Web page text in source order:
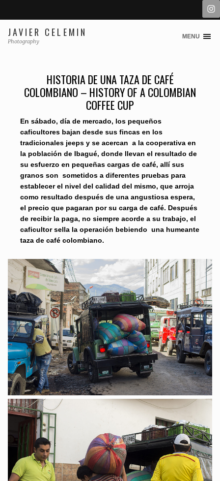
JAVIER CELEMIN
Photography
Skip
MENU
HISTORIA DE UNA TAZA DE CAFÉ
COLOMBIANO – HISTORY OF A COLOMBIAN
COFFEE CUP
En sábado, día de mercado, los pequeños
caficultores bajan desde sus fincas en los
tradicionales jeeps y se acercan a la cooperativa en
la población de Ibagué, donde llevan el resultado de
su esfuerzo en pequeñas cargas de café, allí sus
granos son sometidos a diferentes pruebas para
establecer el nivel del calidad del mismo, que arroja
como resultado después de una angustiosa espera,
el precio que pagaran por su carga de café. Después
de recibir la paga, no siempre acorde a su trabajo, el
caficultor sella la operación bebiendo una humeante
taza de café colombiano.